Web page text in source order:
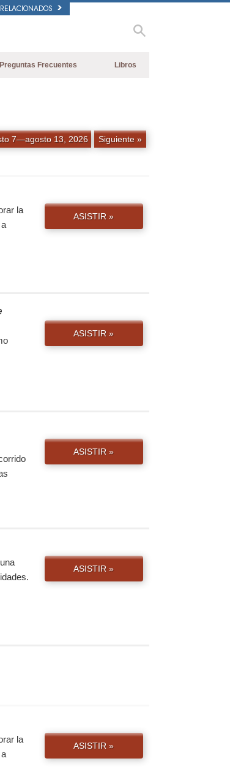
Preguntas Frecuentes
de Scientology
Libros
Conferencias Introductorias
7—agosto 13, 2026 Siguiente »
la
ASISTIR »
ASISTIR »
ASISTIR »
ASISTIR »
la
ASISTIR »